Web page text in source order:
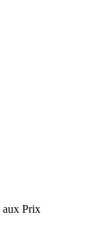
aux Prix